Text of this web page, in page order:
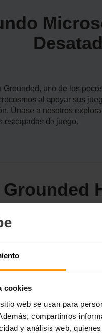
cookies
web se usan para
compartimos
y análisis web,
uno de los
al apoyar sus
Únase a nosotros
escapadas de juego.
Grounded
vuelve a la
navegue sin
para aumentar su
con confianza,
gigante.